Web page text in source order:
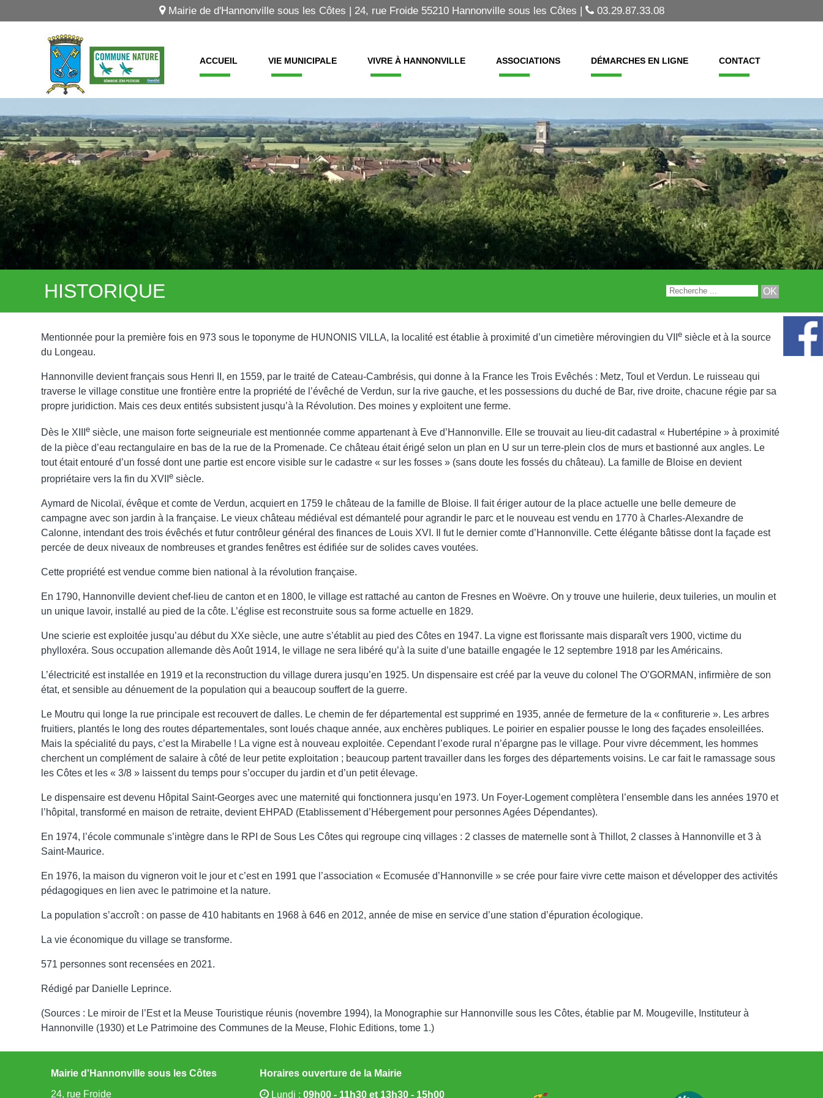
Mairie de d'Hannonville sous les Côtes | 24, rue Froide 55210 Hannonville sous les Côtes | 03.29.87.33.08
ACCUEIL VIE MUNICIPALE VIVRE À HANNONVILLE ASSOCIATIONS DÉMARCHES EN LIGNE CONTACT
HISTORIQUE
Mentionnée pour la première fois en 973 sous le toponyme de HUNONIS VILLA, la localité est établie à proximité d’un cimetière mérovingien du VIIe siècle et à la source
du Longeau.
Hannonville devient français sous Henri II, en 1559, par le traité de Cateau-Cambrésis, qui donne à la France les Trois Evêchés : Metz, Toul et Verdun. Le ruisseau qui
traverse le village constitue une frontière entre la propriété de l’évêché de Verdun, sur la rive gauche, et les possessions du duché de Bar, rive droite, chacune régie par sa
propre juridiction. Mais ces deux entités subsistent jusqu’à la Révolution. Des moines y exploitent une ferme.
Dès le XIIIe siècle, une maison forte seigneuriale est mentionnée comme appartenant à Eve d’Hannonville. Elle se trouvait au lieu-dit cadastral « Hubertépine » à proximité
de la pièce d’eau rectangulaire en bas de la rue de la Promenade. Ce château était érigé selon un plan en U sur un terre-plein clos de murs et bastionné aux angles. Le
tout était entouré d’un fossé dont une partie est encore visible sur le cadastre « sur les fosses » (sans doute les fossés du château). La famille de Bloise en devient
propriétaire vers la fin du XVIIe siècle.
Aymard de Nicolaï, évêque et comte de Verdun, acquiert en 1759 le château de la famille de Bloise. Il fait ériger autour de la place actuelle une belle demeure de
campagne avec son jardin à la française. Le vieux château médiéval est démantelé pour agrandir le parc et le nouveau est vendu en 1770 à Charles-Alexandre de
Calonne, intendant des trois évêchés et futur contrôleur général des finances de Louis XVI. Il fut le dernier comte d’Hannonville. Cette élégante bâtisse dont la façade est
percée de deux niveaux de nombreuses et grandes fenêtres est édifiée sur de solides caves voutées.
Cette propriété est vendue comme bien national à la révolution française.
En 1790, Hannonville devient chef-lieu de canton et en 1800, le village est rattaché au canton de Fresnes en Woëvre. On y trouve une huilerie, deux tuileries, un moulin et
un unique lavoir, installé au pied de la côte. L’église est reconstruite sous sa forme actuelle en 1829.
Une scierie est exploitée jusqu’au début du XXe siècle, une autre s’établit au pied des Côtes en 1947. La vigne est florissante mais disparaît vers 1900, victime du
phylloxéra. Sous occupation allemande dès Août 1914, le village ne sera libéré qu’à la suite d’une bataille engagée le 12 septembre 1918 par les Américains.
L’électricité est installée en 1919 et la reconstruction du village durera jusqu’en 1925. Un dispensaire est créé par la veuve du colonel The O’GORMAN, infirmière de son
état, et sensible au dénuement de la population qui a beaucoup souffert de la guerre.
Le Moutru qui longe la rue principale est recouvert de dalles. Le chemin de fer départemental est supprimé en 1935, année de fermeture de la « confiturerie ». Les arbres
fruitiers, plantés le long des routes départementales, sont loués chaque année, aux enchères publiques. Le poirier en espalier pousse le long des façades ensoleillées.
Mais la spécialité du pays, c’est la Mirabelle ! La vigne est à nouveau exploitée. Cependant l’exode rural n’épargne pas le village. Pour vivre décemment, les hommes
cherchent un complément de salaire à côté de leur petite exploitation ; beaucoup partent travailler dans les forges des départements voisins. Le car fait le ramassage sous
les Côtes et les « 3/8 » laissent du temps pour s’occuper du jardin et d’un petit élevage.
Le dispensaire est devenu Hôpital Saint-Georges avec une maternité qui fonctionnera jusqu’en 1973. Un Foyer-Logement complètera l’ensemble dans les années 1970 et
l’hôpital, transformé en maison de retraite, devient EHPAD (Etablissement d’Hébergement pour personnes Agées Dépendantes).
En 1974, l’école communale s’intègre dans le RPI de Sous Les Côtes qui regroupe cinq villages : 2 classes de maternelle sont à Thillot, 2 classes à Hannonville et 3 à
Saint-Maurice.
En 1976, la maison du vigneron voit le jour et c’est en 1991 que l’association « Ecomusée d’Hannonville » se crée pour faire vivre cette maison et développer des activités
pédagogiques en lien avec le patrimoine et la nature.
La population s’accroît : on passe de 410 habitants en 1968 à 646 en 2012, année de mise en service d’une station d’épuration écologique.
La vie économique du village se transforme.
571 personnes sont recensées en 2021.
Rédigé par Danielle Leprince.
(Sources : Le miroir de l’Est et la Meuse Touristique réunis (novembre 1994), la Monographie sur Hannonville sous les Côtes, établie par M. Mougeville, Instituteur à
Hannonville (1930) et Le Patrimoine des Communes de la Meuse, Flohic Editions, tome 1.)
Mairie d'Hannonville sous les Côtes
24, rue Froide
Horaires ouverture de la Mairie
Lundi : 09h00 - 11h30 et 13h30 - 15h00